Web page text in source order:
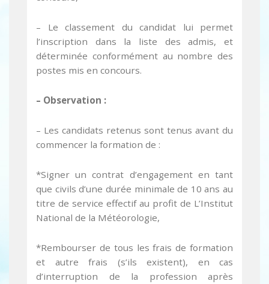
– Le classement du candidat lui permet
l’inscription dans la liste des admis, et
déterminée conformément au nombre des
postes mis en concours.
– Observation :
– Les candidats retenus sont tenus avant du
commencer la formation de :
*Signer un contrat d’engagement en tant
que civils d’une durée minimale de 10 ans au
titre de service effectif au profit de L’Institut
National de la Météorologie,
*Rembourser de tous les frais de formation
et autre frais (s’ils existent), en cas
d’interruption de la profession après